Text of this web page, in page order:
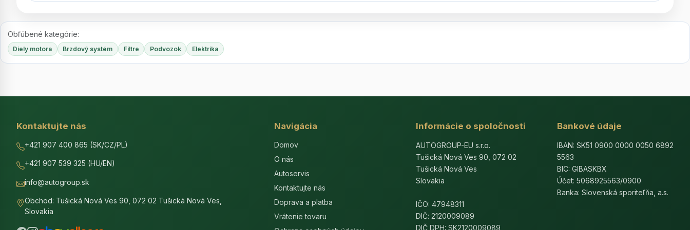
Obľúbené kategórie:
Diely motora Brzdový systém Filtre Podvozok Elektrika
Kontaktujte nás
+421 907 400 865 (SK/CZ/PL)
+421 907 539 325 (HU/EN)
info@autogroup.sk
Obchod: Tušická Nová Ves 90, 072 02 Tušická Nová Ves,
Slovakia
Navigácia
Domov
O nás
Autoservis
Kontaktujte nás
Doprava a platba
Vrátenie tovaru
Informácie o spoločnosti
AUTOGROUP-EU s.r.o.
Tušická Nová Ves 90, 072 02
Tušická Nová Ves
Slovakia
IČO: 47948311
DIČ: 2120009089
DIČ DPH: SK2120009089
Bankové údaje
IBAN: SK51 0900 0000 0050 6892
5563
BIC: GIBASKBX
Účet: 5068925563/0900
Banka: Slovenská sporiteľňa, a.s.